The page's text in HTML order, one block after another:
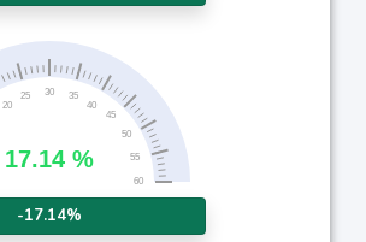
-17.14%